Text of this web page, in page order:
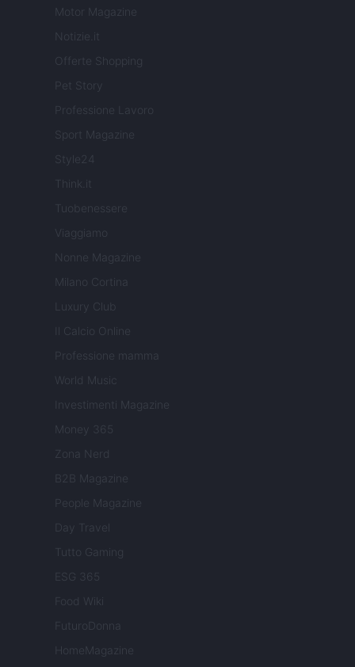
Motor Magazine
Notizie.it
Offerte Shopping
Pet Story
Professione Lavoro
Sport Magazine
Style24
Think.it
Tuobenessere
Viaggiamo
Nonne Magazine
Milano Cortina
Luxury Club
Il Calcio Online
Professione mamma
World Music
Investimenti Magazine
Money 365
Zona Nerd
B2B Magazine
People Magazine
Day Travel
Tutto Gaming
ESG 365
Food Wiki
FuturoDonna
HomeMagazine